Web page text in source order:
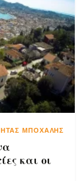
ΜΠΌΧΑΛΗΣ
και οι